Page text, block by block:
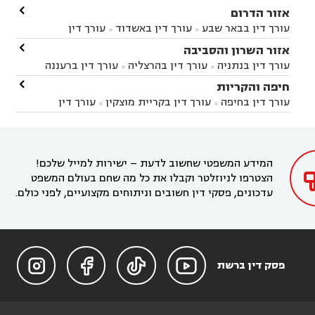
אזור הדרום
עורך דין בבאר שבע  עורך דין באשדוד 
עורך דין
באשקלון
עורך דין בבאר טוביה עורך דין בגן יבנה
עורך דין בניר הבנים עורך דין בערד
זיקים
עורך דין בנתיבות עורך דין בקרית מלאכי

אזור השרון והסביבה
עורך דין בנתניה  עורך דין בהרצליה  עורך דין ברעננה
עורך דין בחדרה עורך דין בכפר סבא
עורך דין בהוד
השרון
עורך דין באבן יהודה
עורך דין בחריש  עורך דין בקיסריה  עורך דין בקדימה

חיפה והקריות
עורך דין בחיפה  עורך דין בקריית מוצקין 
עורך דין
בקרית מוצקין
עורך דין בקריית אתא
עורך דין

המידע המשפטי שחשוב לדעת – ישירות למייל שלכם!
הצטרפו לניוזלטר וקבלו את כל מה שחם בעולם המשפט
עדכונים, פסקי דין חשובים וניתוחים מקצועיים, לפני כולם.
פסק דין ברשת 


